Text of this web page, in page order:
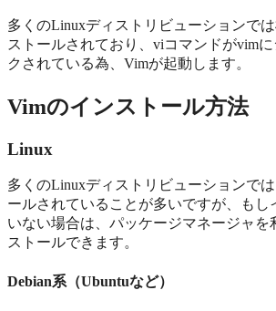
多くのLinuxディストリビューションで
ストールされており、viコマンドがvim
クされている為、Vimが起動します。
Vimのインストール方法
Linux
多くのLinuxディストリビューションで
ールされていることが多いですが、もし
いない場合は、パッケージマネージャを
ストールできます。
Debian系（Ubuntuなど）